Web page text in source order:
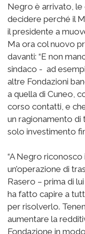
Negro è arrivato, le
decidere perché il
il presidente a
Ma ora col nuovo
davanti: “E non
sindaco - ad
altre Fondazioni
a quella di Cuneo,
corso contatti, e
un ragionamento di
solo investimento
“A Negro
un’operazione di
Rasero – prima di
ha fatto capire a
per risolverlo.
aumentare la
Fondazione in